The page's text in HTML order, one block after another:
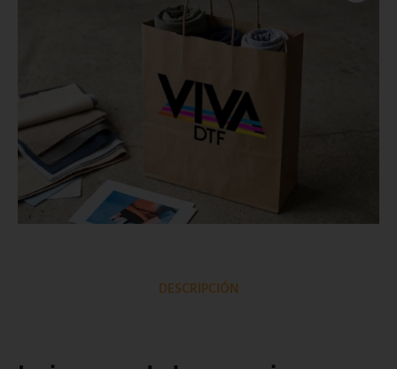
DESCRIPCIÓN